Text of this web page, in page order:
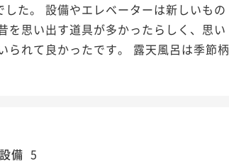
た。 設備やエレベーターは新しいもの
を思い出す道具が多かったらしく、思い
られて良かったです。 露天風呂は季節柄
備 5